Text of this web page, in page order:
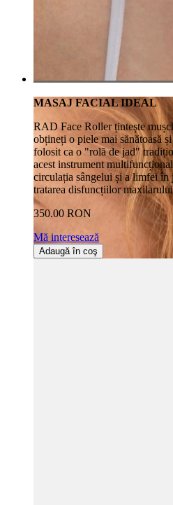
MASAJ FACIAL IDEAL
RAD Face Roller țintește
obțineți o piele mai sănătoasă
folosit ca o "rolă de jad"
acest instrument
circulația sângelui și a limfei
tratarea disfuncțiilor
350.00 RON
Mă interesează
Adaugă în coş